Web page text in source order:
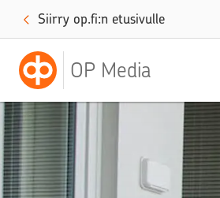
Siirry op.fi:n etusivulle
OP Media